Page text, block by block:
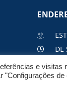
DE
e visitas
"Configurações